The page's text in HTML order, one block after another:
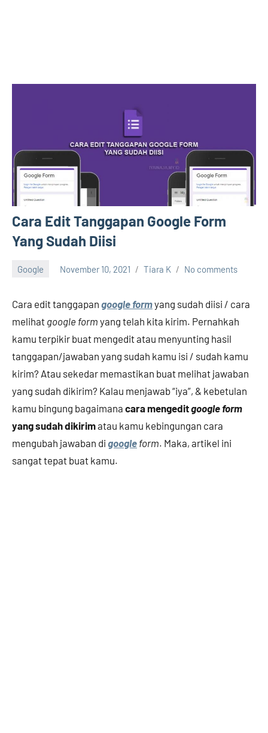
Cara Edit Tanggapan Google Form
Yang Sudah Diisi
Google November 10, 2021 Tiara K No comments
Cara edit tanggapan google formyang sudah diisi / cara
melihat google form yang telah kita kirim. Pernahkah
kamu terpikir buat mengedit atau menyunting hasil
tanggapan/jawaban yang sudah kamu isi / sudah kamu
kirim? Atau sekedar memastikan buat melihat jawaban
yang sudah dikirim? Kalau menjawab “iya”, & kebetulan
kamu bingung bagaimana cara mengeditgoogle form
yang sudah dikirimatau kamu kebingungan cara
mengubah jawaban di google form. Maka, artikel ini
sangat tepat buat kamu.